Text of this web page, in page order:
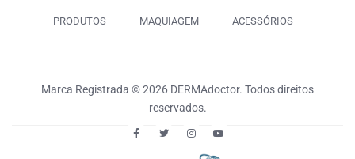
PRODUTOS MAQUIAGEM ACESSÓRIOS
Marca Registrada © 2026 DERMAdoctor. Todos direitos
reservados.